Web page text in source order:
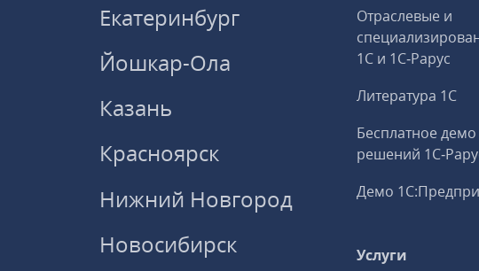
Екатеринбург
Йошкар-Ола
Казань
Красноярск
Нижний Новгород
Новосибирск
Отраслевые и
1С и 1С‑Рарус
Литература 1С
Бесплатное
решений
Демо
Услуги